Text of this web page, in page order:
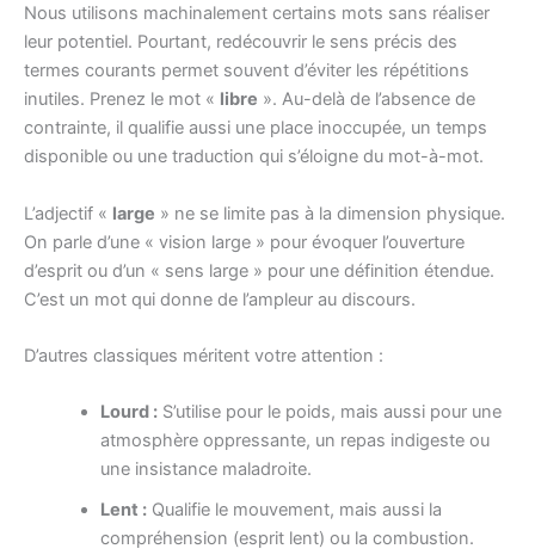
Nous utilisons machinalement certains mots sans réaliser
leur potentiel. Pourtant, redécouvrir le sens précis des
termes courants permet souvent d’éviter les répétitions
inutiles. Prenez le mot « libre ». Au-delà de l’absence de
contrainte, il qualifie aussi une place inoccupée, un temps
disponible ou une traduction qui s’éloigne du mot-à-mot.
L’adjectif « large » ne se limite pas à la dimension physique.
On parle d’une « vision large » pour évoquer l’ouverture
d’esprit ou d’un « sens large » pour une définition étendue.
C’est un mot qui donne de l’ampleur au discours.
D’autres classiques méritent votre attention :
Lourd :S’utilise pour le poids, mais aussi pour une
atmosphère oppressante, un repas indigeste ou
une insistance maladroite.
Lent :Qualifie le mouvement, mais aussi la
compréhension (esprit lent) ou la combustion.